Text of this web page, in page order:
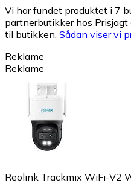
Vi har fundet produktet i 7
partnerbutikker hos
til butikken. Sådan viser vi
Reklame
Reklame
Reolink Trackmix WiFi-V2